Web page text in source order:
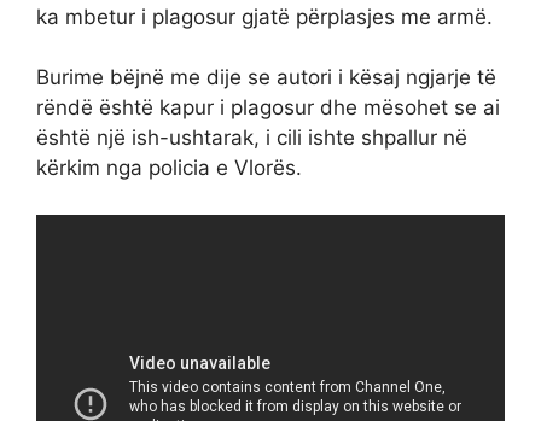
ka mbetur i plagosur gjatë përplasjes me armë.
Burime bëjnë me dije se autori i kësaj ngjarje të
rëndë është kapur i plagosur dhe mësohet se ai
është një ish-ushtarak, i cili ishte shpallur në
kërkim nga policia e Vlorës.